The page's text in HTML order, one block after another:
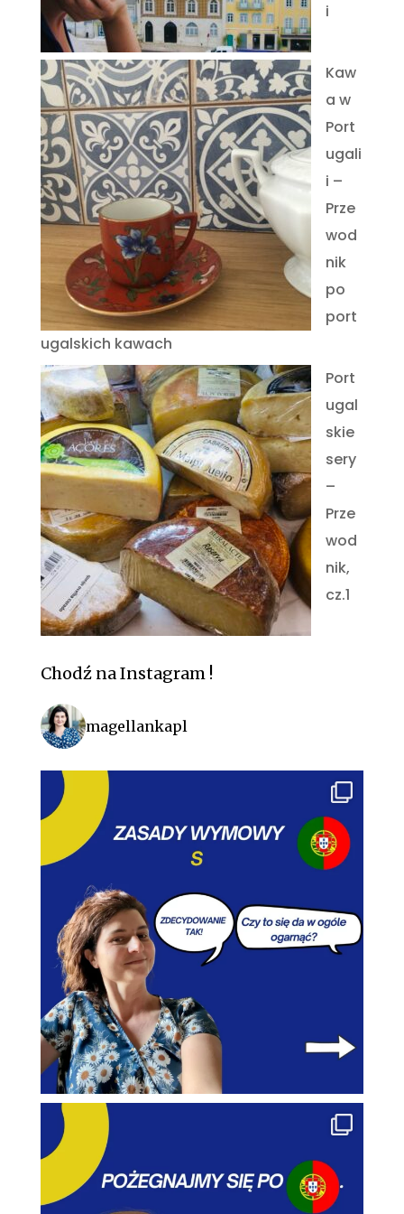
i
Kaw
a w
Port
ugali
i –
Prze
wod
nik
po
port
ugalskich kawach
Port
ugal
skie
sery
–
Prze
wod
nik,
cz.1
Chodź na Instagram !
magellankapl